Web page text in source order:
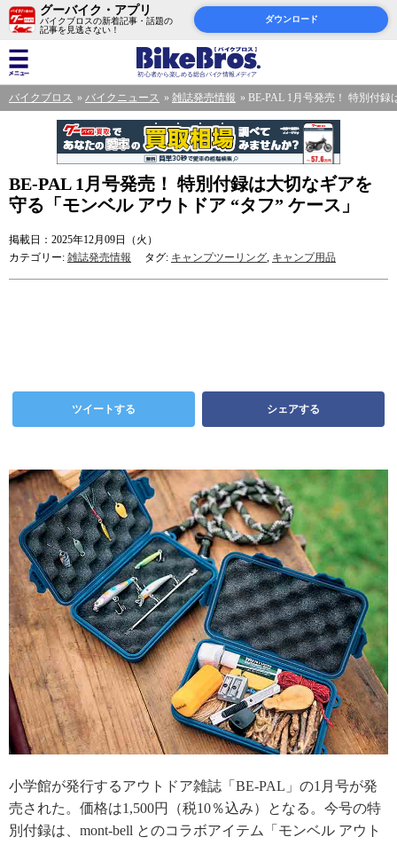
グーバイク・アプリ
バイクブロスの新着記事・話題の
記事を見逃さない！
ダウンロード
バイクブロス バイクニュース 雑誌発売情報 BE-PAL 1月号発売！ 特別付録
BE-PAL 1月号発売！ 特別付録は大切なギアを
守る「モンベル アウトドア “タフ” ケース」
掲載日：2025年12月09日（火）
カテゴリー: 雑誌発売情報 タグ: キャンプツーリング, キャンプ用品
ツイートする シェアする
小学館が発行するアウトドア雑誌「BE-PAL」の1月号が発
売された。価格は1,500円（税10％込み）となる。今号の特
別付録は、mont-bell とのコラボアイテム「モンベル アウト